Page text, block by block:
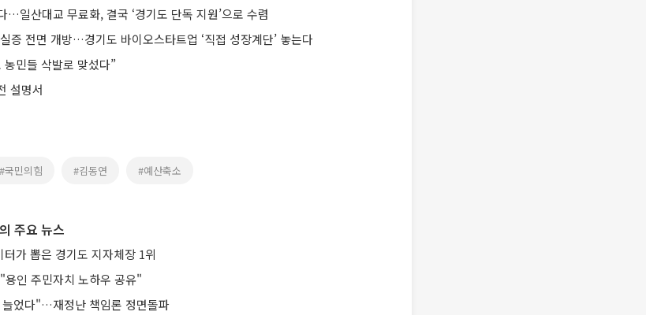
…일산대교 무료화, 결국 ‘경기도 단독 지원’으로 수렴
증 전면 개방…경기도 바이오스타트업 ‘직접 성장계단’ 놓는다
민들 삭발로 맞섰다”
설명서
#국민의힘 #김동연 #예산축소
주요 뉴스
가 뽑은 경기도 지자체장 1위
인 주민자치 노하우 공유"
었다"…재정난 책임론 정면돌파